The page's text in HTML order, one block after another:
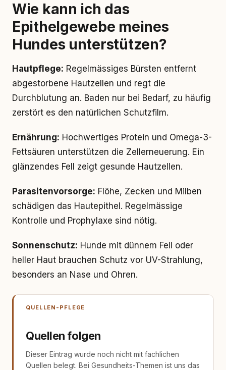
Wie kann ich das
Epithelgewebe meines
Hundes unterstützen?
Hautpflege: Regelmässiges Bürsten entfernt
abgestorbene Hautzellen und regt die
Durchblutung an. Baden nur bei Bedarf, zu häufig
zerstört es den natürlichen Schutzfilm.
Ernährung: Hochwertiges Protein und Omega-3-
Fettsäuren unterstützen die Zellerneuerung. Ein
glänzendes Fell zeigt gesunde Hautzellen.
Parasitenvorsorge: Flöhe, Zecken und Milben
schädigen das Hautepithel. Regelmässige
Kontrolle und Prophylaxe sind nötig.
Sonnenschutz: Hunde mit dünnem Fell oder
heller Haut brauchen Schutz vor UV-Strahlung,
besonders an Nase und Ohren.
QUELLEN-PFLEGE
Quellen folgen
Dieser Eintrag wurde noch nicht mit fachlichen
Quellen belegt. Bei Gesundheits-Themen ist uns das